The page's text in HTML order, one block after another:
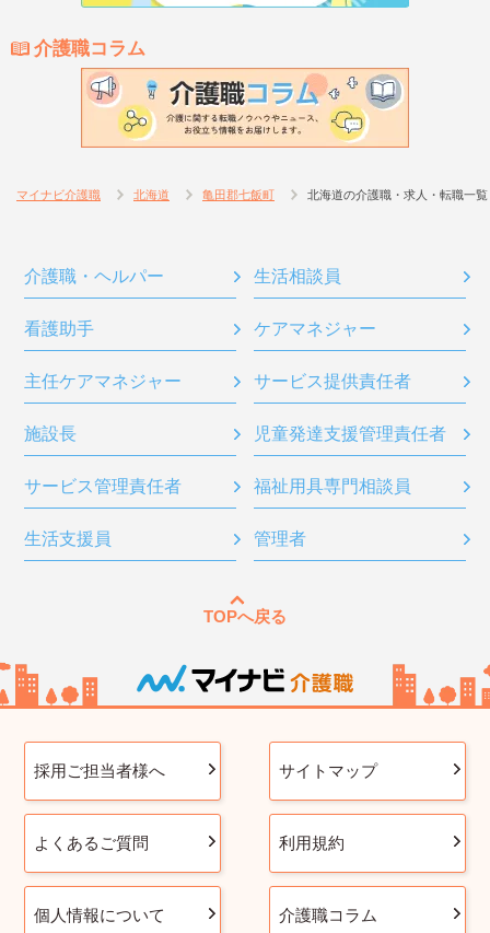
介護職コラム
マイナビ介護職 北海道 亀田郡七飯町 北海道の介護職・求人・転職一覧
介護職・ヘルパー 生活相談員
看護助手 ケアマネジャー
主任ケアマネジャー サービス提供責任者
施設長 児童発達支援管理責任者
サービス管理責任者 福祉用具専門相談員
生活支援員 管理者
TOPへ戻る
採用ご担当者様へ サイトマップ
よくあるご質問 利用規約
個人情報について 介護職コラム